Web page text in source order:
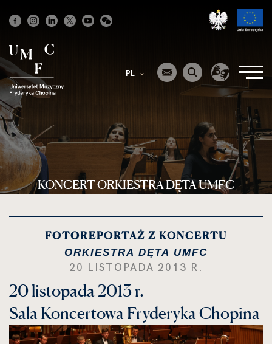
Strona
główna
PL
KONCERT ORKIESTRA DĘTA UMFC
FOTOREPORTAŻ Z KONCERTU
ORKIESTRA DĘTA UMFC
20 LISTOPADA 2013 R.
20 listopada 2013 r.
Sala Koncertowa Fryderyka Chopina